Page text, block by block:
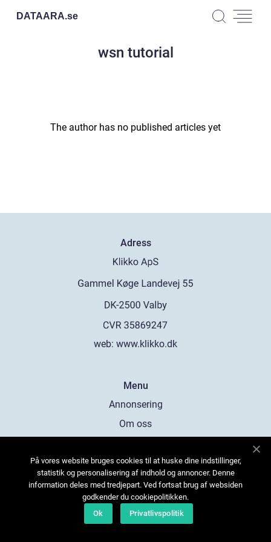
DATAARA.se
wsn tutorial
The author has no published articles yet
Adress
web: www.klikko.dk
Menu
Annonsering
Om oss
Kontakta oss
Sitemap
På vores website bruges cookies til at huske dine indstillinger,
statistik og personalisering af indhold og annoncer. Denne
information deles med tredjepart. Ved fortsat brug af websiden
godkender du cookiepolitikken.
Ok
Privatlivspolitik